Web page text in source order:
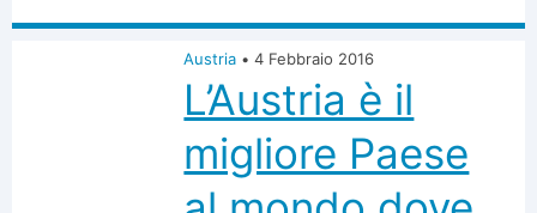
Austria • 4 Febbraio 2016
L’Austria è il
migliore Paese